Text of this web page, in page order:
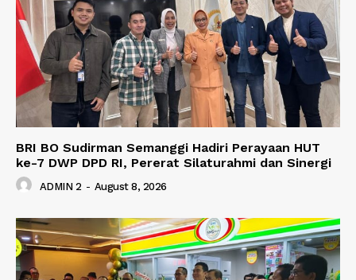
BRI BO Sudirman Semanggi Hadiri Perayaan HUT
ke-7 DWP DPD RI, Pererat Silaturahmi dan Sinergi
ADMIN 2 - August 8, 2026